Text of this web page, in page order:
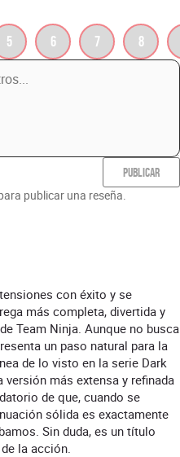
5 6 7 8
PUBLICAR
publicar una reseña.
con éxito y se
más completa, divertida y
Team Ninja. Aunque no busca
un paso natural para la
de lo visto en la serie Dark
más extensa y refinada
de que, cuando se
sólida es exactamente
Sin duda, es un título
la acción.